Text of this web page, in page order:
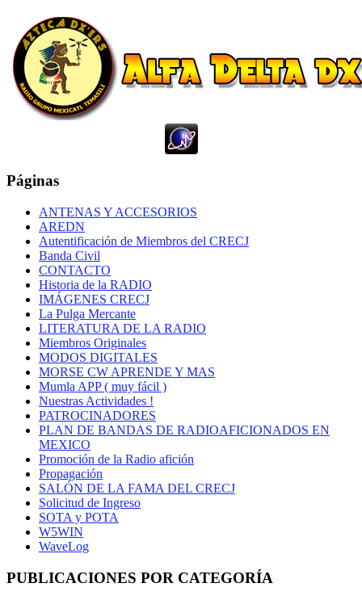
Páginas
ANTENAS Y ACCESORIOS
AREDN
Autentificación de Miembros del CRECJ
Banda Civil
CONTACTO
Historia de la RADIO
IMÁGENES CRECJ
La Pulga Mercante
LITERATURA DE LA RADIO
Miembros Originales
MODOS DIGITALES
MORSE CW APRENDE Y MAS
Mumla APP ( muy fácil )
Nuestras Actividades !
PATROCINADORES
PLAN DE BANDAS DE RADIOAFICIONADOS EN
MEXICO
Promoción de la Radio afición
Propagación
SALÓN DE LA FAMA DEL CRECJ
Solicitud de Ingreso
SOTA y POTA
W5WIN
WaveLog
PUBLICACIONES POR CATEGORÍA